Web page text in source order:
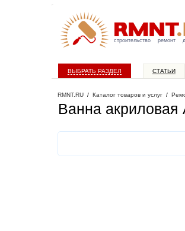
строительство ремонт
ВЫБРАТЬ РАЗДЕЛ СТАТЬИ
RMNT.RU / Каталог товаров и услуг /
Ванна акриловая